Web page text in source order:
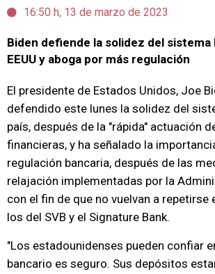
16:50 h, 13 de marzo de 2023
Biden defiende la solidez del sistema
EEUU y aboga por más regulación
El presidente de Estados Unidos, Joe
defendido este lunes la solidez del
país, después de la "rápida" actuación
financieras, y ha señalado la
regulación bancaria, después de las
relajación implementadas por la
con el fin de que no vuelvan a
los del SVB y el Signature Bank.
"Los estadounidenses pueden confiar
bancario es seguro. Sus depósitos